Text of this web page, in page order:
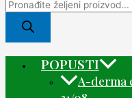
POPUSTI
A-derma